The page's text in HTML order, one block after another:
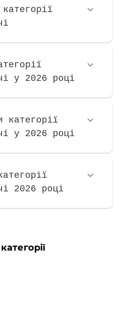
у 2026 році
категорії
у 2026 році
2026 році